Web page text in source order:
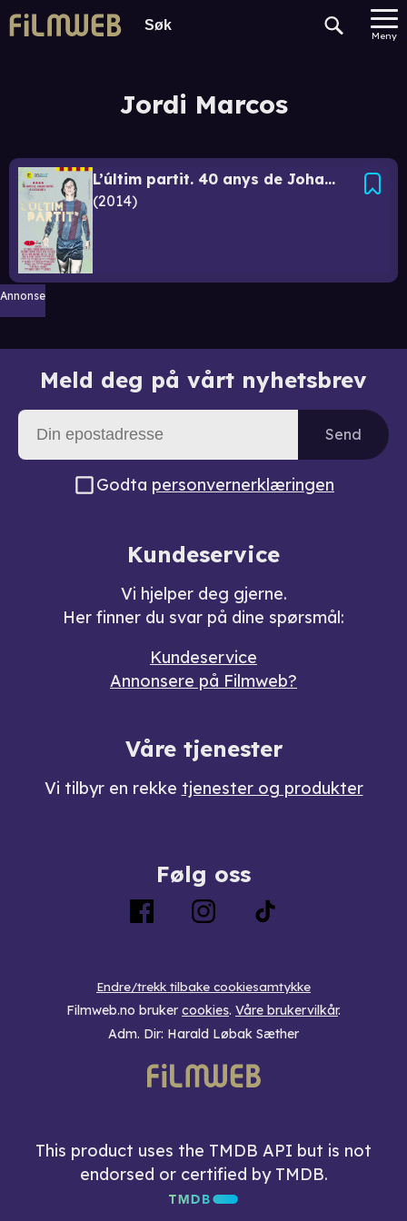
Meny
Jordi Marcos
L’últim partit. 40 anys de Johan Cruyff a Catalunya
2014
Annonse
Meld deg på vårt nyhetsbrev
Send
Godta personvernerklæringen
Kundeservice
Vi hjelper deg gjerne.
Her finner du svar på dine spørsmål:
Kundeservice
Annonsere på Filmweb?
Våre tjenester
Vi tilbyr en rekke tjenester og produkter
Følg oss
Endre/trekk tilbake cookiesamtykke
Filmweb.no bruker cookies. Våre brukervilkår.
Adm. Dir: Harald Løbak Sæther
This product uses the TMDB API but is not
endorsed or certified by TMDB.